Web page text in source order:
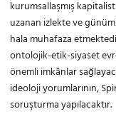
kurumsallaşmış
uzanan izlekte ve
hala muhafaza
ontolojik-etik-siyaset
önemli imkânlar
ideoloji yorumlarının,
soruşturma yapılacaktır.